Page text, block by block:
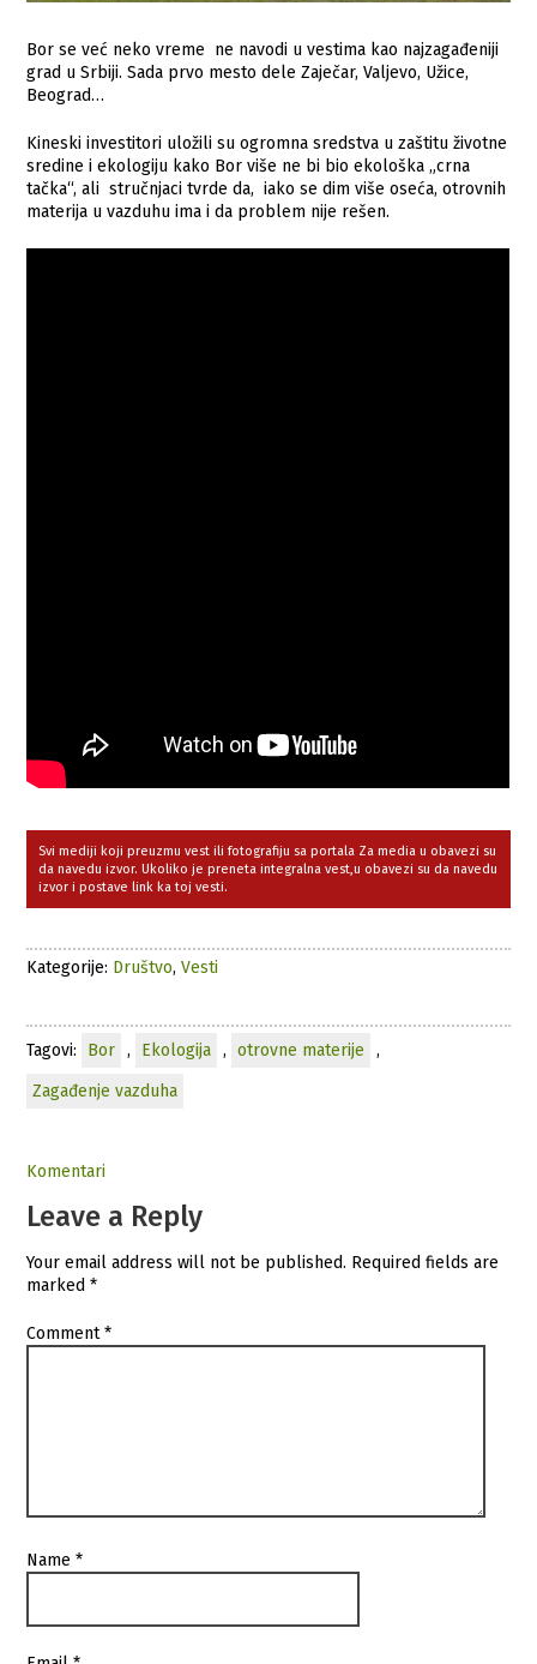
Bor se već neko vreme ne navodi u vestima kao najzagađeniji
grad u Srbiji. Sada prvo mesto dele Zaječar, Valjevo, Užice,
Beograd…
Kineski investitori uložili su ogromna sredstva u zaštitu životne
sredine i ekologiju kako Bor više ne bi bio ekološka „crna
tačka“, ali stručnjaci tvrde da, iako se dim više oseća, otrovnih
materija u vazduhu ima i da problem nije rešen.
Svi mediji koji preuzmu vest ili fotografiju sa portala Za media u obavezi su
da navedu izvor. Ukoliko je preneta integralna vest,u obavezi su da navedu
izvor i postave link ka toj vesti.
Kategorije: Društvo,Vesti
Tagovi: Bor , Ekologija , otrovne materije
,
Zagađenje vazduha
Komentari
Leave a Reply
Your email address will not be published. Required fields are
marked*
Comment*
Name*